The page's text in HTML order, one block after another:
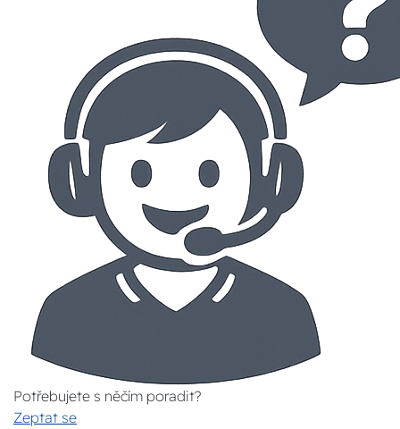
Potřebujete s něčím poradit?
Zeptat se